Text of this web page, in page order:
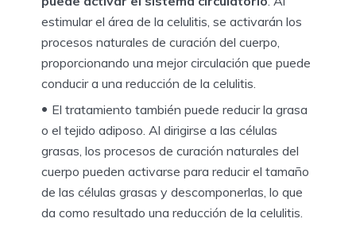
estimular el área de la celulitis, se activarán los
procesos naturales de curación del cuerpo,
proporcionando una mejor circulación que puede
conducir a una reducción de la celulitis.
El tratamiento también puede reducir la grasa
o el tejido adiposo. Al dirigirse a las células
grasas, los procesos de curación naturales del
cuerpo pueden activarse para reducir el tamaño
de las células grasas y descomponerlas, lo que
da como resultado una reducción de la celulitis.